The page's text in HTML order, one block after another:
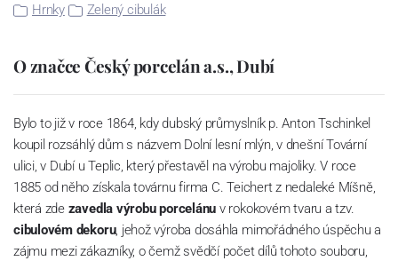
Hrnky Zelený cibulák
O značce Český porcelán a.s., Dubí
Bylo to již v roce 1864, kdy dubský průmyslník p. Anton Tschinkel
koupil rozsáhlý dům s názvem Dolní lesní mlýn, v dnešní Tovární
ulici, v Dubí u Teplic, který přestavěl na výrobu majoliky. V roce
1885 od něho získala továrnu firma C. Teichert z nedaleké Míšně,
která zdezavedla výrobu porcelánu v rokokovém tvaru a tzv.
cibulovém dekoru, jehož výroba dosáhla mimořádného úspěchu a
zájmu mezi zákazníky, o čemž svědčí počet dílů tohoto souboru,